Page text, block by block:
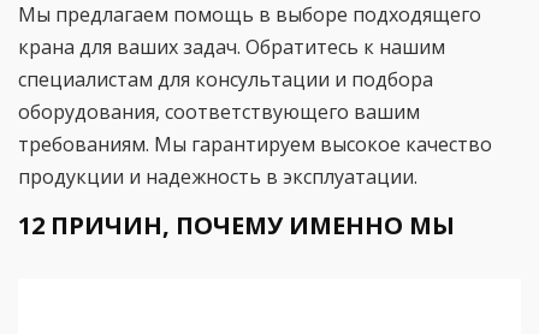
Мы предлагаем помощь в выборе подходящего
крана для ваших задач. Обратитесь к нашим
специалистам для консультации и подбора
оборудования, соответствующего вашим
требованиям. Мы гарантируем высокое качество
продукции и надежность в эксплуатации.
12 ПРИЧИН, ПОЧЕМУ ИМЕННО МЫ